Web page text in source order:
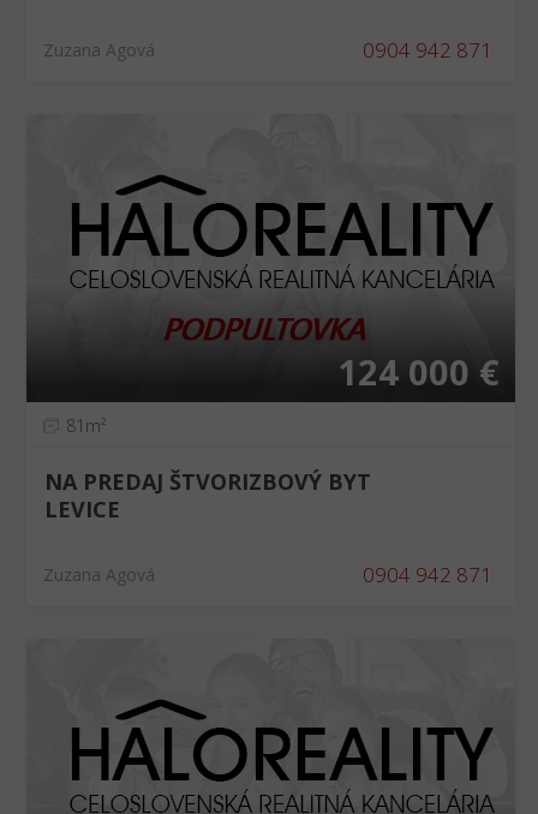
Zuzana Agová 0904 942 871
124 000 €
81m²
NA PREDAJ ŠTVORIZBOVÝ BYT
LEVICE
Zuzana Agová 0904 942 871